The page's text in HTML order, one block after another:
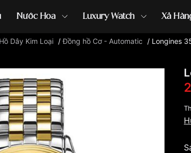
Nước Hoa Luxury Watch Xả
Đồng hồ casio đồng hồ G-Shock đồng hồ Orient ...
Dây Kim Loại /Đồng hồ Cơ - Automatic / Longines